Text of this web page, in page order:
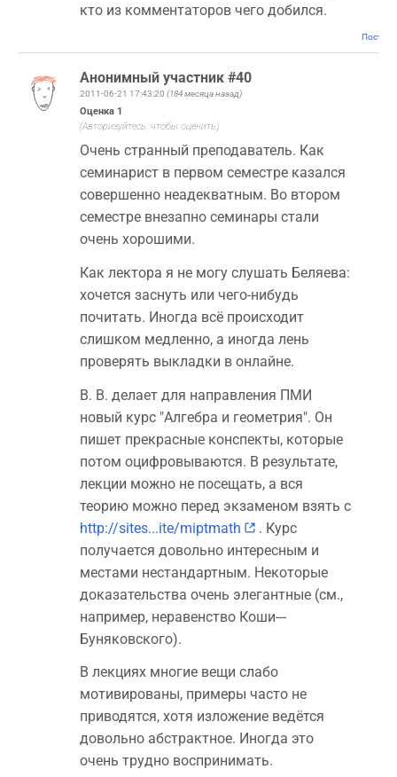
кто из комментаторов чего добился.
Анонимный участник #40
2011-06-21 17:43:20 (184 месяца назад)
Оценка 1
(Авторизуйтесь, чтобы оценить)
Очень странный преподаватель. Как
семинарист в первом семестре казался
совершенно неадекватным. Во втором
семестре внезапно семинары стали
очень хорошими.
Как лектора я не могу слушать Беляева:
хочется заснуть или чего-нибудь
почитать. Иногда всё происходит
слишком медленно, а иногда лень
проверять выкладки в онлайне.
В. В. делает для направления ПМИ
новый курс "Алгебра и геометрия". Он
пишет прекрасные конспекты, которые
потом оцифровываются. В результате,
лекции можно не посещать, а вся
теорию можно перед экзаменом взять с
http://sites...ite/miptmath
. Курс
получается довольно интересным и
местами нестандартным. Некоторые
доказательства очень элегантные (см.,
например, неравенство Коши---
Буняковского).
В лекциях многие вещи слабо
мотивированы, примеры часто не
приводятся, хотя изложение ведётся
довольно абстрактное. Иногда это
очень трудно воспринимать.